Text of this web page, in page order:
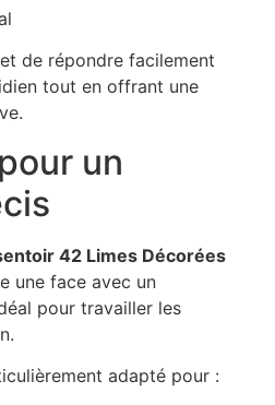
de répondre facilement
tout en offrant une
un
42 Limes Décorées
une face avec un
pour travailler les
adapté pour :